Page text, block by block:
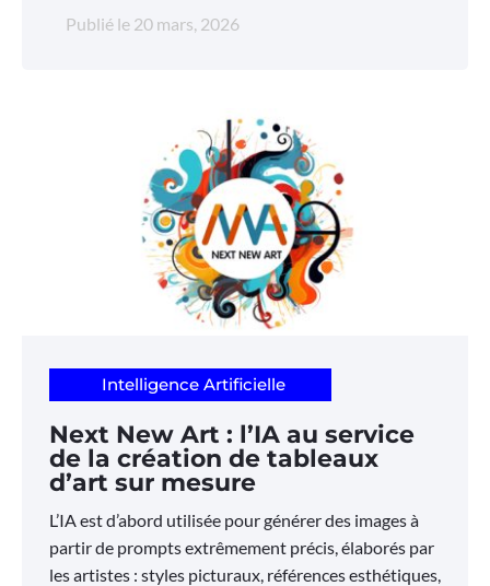
Publié le 20 mars, 2026
Intelligence Artificielle
Next New Art : l’IA au service
de la création de tableaux
d’art sur mesure
L’IA est d’abord utilisée pour générer des images à
partir de prompts extrêmement précis, élaborés par
les artistes : styles picturaux, références esthétiques,